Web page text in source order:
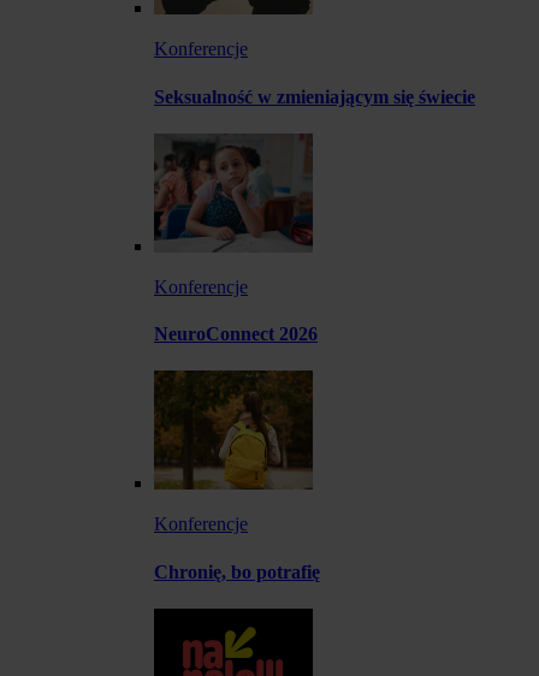
Konferencje
Seksualność w zmieniającym się świecie
Konferencje
NeuroConnect 2026
Konferencje
Chronię, bo potrafię